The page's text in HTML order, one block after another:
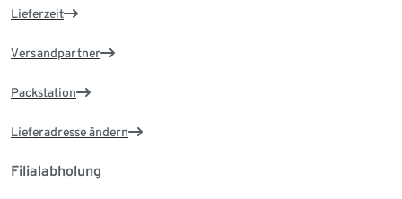
Lieferzeit
Versandpartner
Packstation
Lieferadresse ändern
Filialabholung